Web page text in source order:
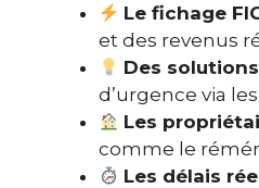
Le fichage
et des revenus
Des
d’urgence via les
Les
comme le
Les délais